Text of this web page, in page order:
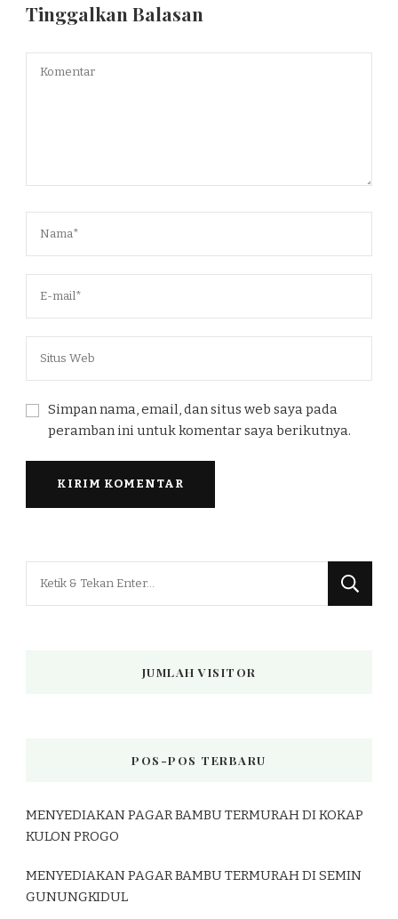
Tinggalkan Balasan
Simpan nama, email, dan situs web saya pada
peramban ini untuk komentar saya berikutnya.
JUMLAH VISITOR
POS-POS TERBARU
MENYEDIAKAN PAGAR BAMBU TERMURAH DI KOKAP
KULON PROGO
MENYEDIAKAN PAGAR BAMBU TERMURAH DI SEMIN
GUNUNGKIDUL